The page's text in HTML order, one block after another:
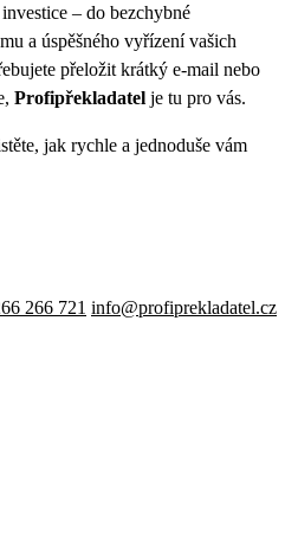
– do bezchybné
a úspěšného vyřízení vašich
přeložit krátký e-mail nebo
Profipřekladatel je tu pro vás.
jak rychle a jednoduše vám
266 721 info@profiprekladatel.cz